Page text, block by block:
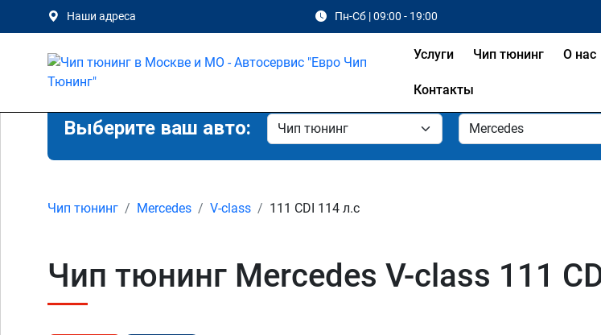
Наши адреса Пн-Сб | 09:00 - 19:00
Услуги Чип тюнинг О нас
Контакты
Выберите ваш авто:
Чип тюнинг Mercedes V-class 111 CDI 114 л.с
Чип тюнинг Mercedes V-class 111